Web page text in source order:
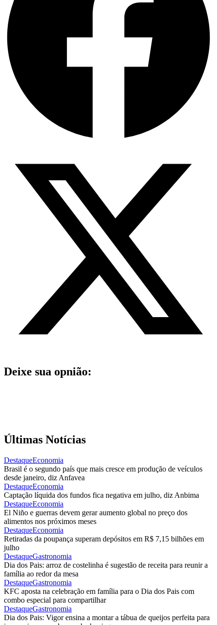
Deixe sua opnião:
Últimas Notícias
DestaqueEconomia
Brasil é o segundo país que mais cresce em produção de veículos
desde janeiro, diz Anfavea
DestaqueEconomia
Captação líquida dos fundos fica negativa em julho, diz Anbima
DestaqueEconomia
El Niño e guerras devem gerar aumento global no preço dos
alimentos nos próximos meses
DestaqueEconomia
Retiradas da poupança superam depósitos em R$ 7,15 bilhões em
julho
DestaqueGastronomia
Dia dos Pais: arroz de costelinha é sugestão de receita para reunir a
família ao redor da mesa
DestaqueGastronomia
KFC aposta na celebração em família para o Dia dos Pais com
combo especial para compartilhar
DestaqueGastronomia
Dia dos Pais: Vigor ensina a montar a tábua de queijos perfeita para